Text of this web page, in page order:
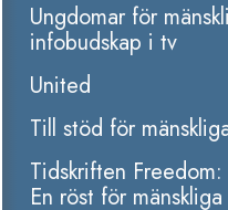
Ungdomar för
infobudskap i tv
United
Till stöd för
Tidskriften Freedom:
En röst för